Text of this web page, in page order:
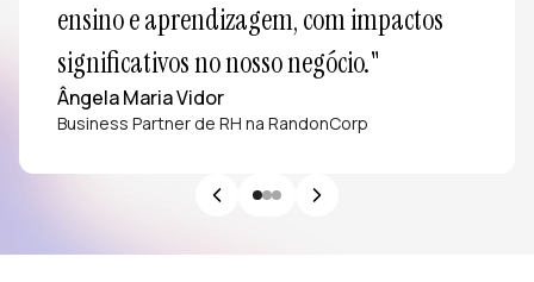
ensino e aprendizagem, com impactos
significativos no nosso negócio."
Ângela Maria Vidor
Business Partner de RH na RandonCorp